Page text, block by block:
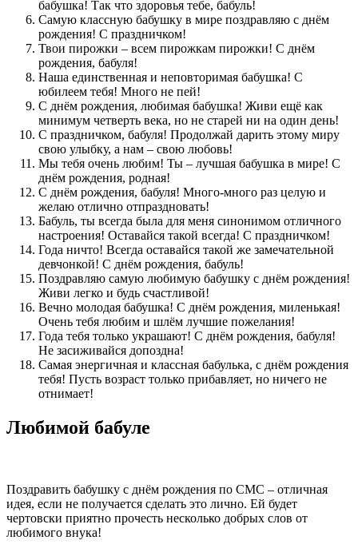
бабушка! Так что здоровья тебе, бабуль!
Самую классную бабушку в мире поздравляю с днём
рождения! С праздничком!
Твои пирожки – всем пирожкам пирожки! С днём
рождения, бабуля!
Наша единственная и неповторимая бабушка! С
юбилеем тебя! Много не пей!
С днём рождения, любимая бабушка! Живи ещё как
минимум четверть века, но не старей ни на один день!
С праздничком, бабуля! Продолжай дарить этому миру
свою улыбку, а нам – свою любовь!
Мы тебя очень любим! Ты – лучшая бабушка в мире! С
днём рождения, родная!
С днём рождения, бабуля! Много-много раз целую и
желаю отлично отпраздновать!
Бабуль, ты всегда была для меня синонимом отличного
настроения! Оставайся такой всегда! С праздничком!
Года ничто! Всегда оставайся такой же замечательной
девчонкой! С днём рождения, бабуль!
Поздравляю самую любимую бабушку с днём рождения!
Живи легко и будь счастливой!
Вечно молодая бабушка! С днём рождения, миленькая!
Очень тебя любим и шлём лучшие пожелания!
Года тебя только украшают! С днём рождения, бабуля!
Не засиживайся допоздна!
Самая энергичная и классная бабулька, с днём рождения
тебя! Пусть возраст только прибавляет, но ничего не
отнимает!
Любимой бабуле
Поздравить бабушку с днём рождения по СМС – отличная
идея, если не получается сделать это лично. Ей будет
чертовски приятно прочесть несколько добрых слов от
любимого внука!